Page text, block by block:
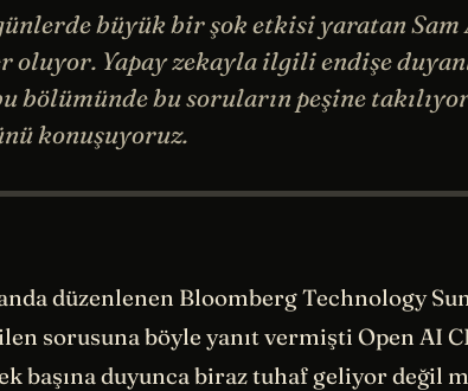
büyük bir şok etkisi yaratan
oluyor. Yapay zekayla ilgili endişe
bölümünde bu soruların peşine
konuşuyoruz.
düzenlenen Bloomberg Technology
sorusuna böyle yanıt vermişti Open AI
başına duyunca biraz tuhaf geliyor değil